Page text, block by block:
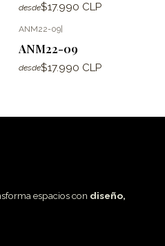
desde$17.990 CLP
ANM22-09
ANM22-09
desde$17.990 CLP
espacios con diseño,